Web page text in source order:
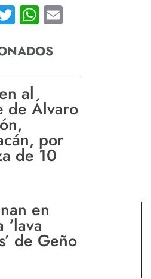
TwitterWhatsApp
al
de Álvaro
por
de 10
en
‘lava
de Geño